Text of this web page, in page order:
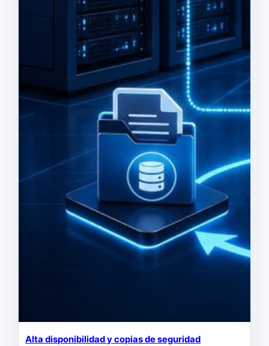
Alta disponibilidad y copias de seguridad